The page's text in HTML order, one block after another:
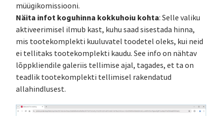
müügikomissiooni.
Näita infot koguhinna kokkuhoiu kohta: Selle valiku
aktiveerimisel ilmub kast, kuhu saad sisestada hinna,
mis tootekomplekti kuuluvatel toodetel oleks, kui neid
ei tellitaks tootekomplekti kaudu. See info on nähtav
lõppkliendile galeriis tellimise ajal, tagades, et ta on
teadlik tootekomplekti tellimisel rakendatud
allahindlusest.